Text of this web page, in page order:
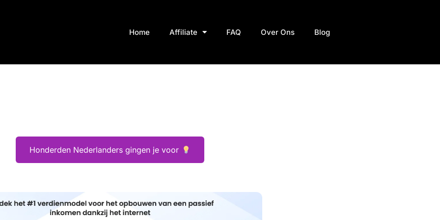
Home Affiliate FAQ Over Ons Blog
Honderden Nederlanders gingen je voor